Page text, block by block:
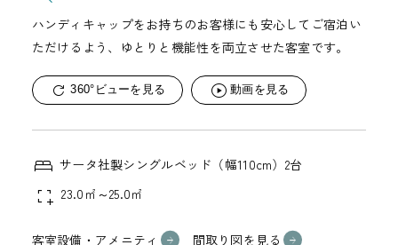
ハンディキャップをお持ちのお客様にも安心してご宿泊い
ただけるよう、ゆとりと機能性を両立させた客室です。
360°ビューを見る 動画を見る
サータ社製シングルベッド（幅110cm）2台
23.0㎡～25.0㎡
客室設備・アメニティ 間取り図を見る